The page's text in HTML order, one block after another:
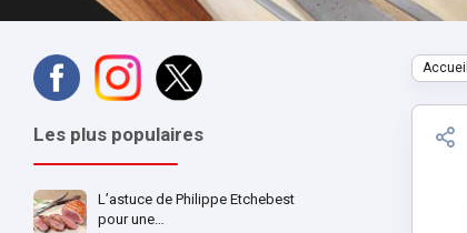
Les plus populaires
L’astuce de Philippe Etchebest
pour une…
Accueil